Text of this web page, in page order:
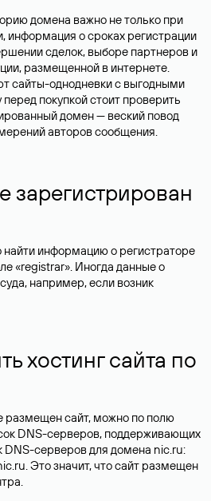
домена важно не только при
информация о сроках регистрации
сделок, выборе партнеров и
размещенной в интернете.
сайты-однодневки с выгодными
покупкой стоит проверить
домен — веский повод
авторов сообщения.
зарегистрирован
информацию о регистраторе
«registrar». Иногда данные о
например, если возник
хостинг сайта по
размещен сайт, можно по полю
DNS-серверов, поддерживающих
серверов для домена nic.ru:
Это значит, что сайт размещен